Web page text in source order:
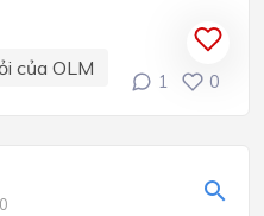
của OLM
1 0